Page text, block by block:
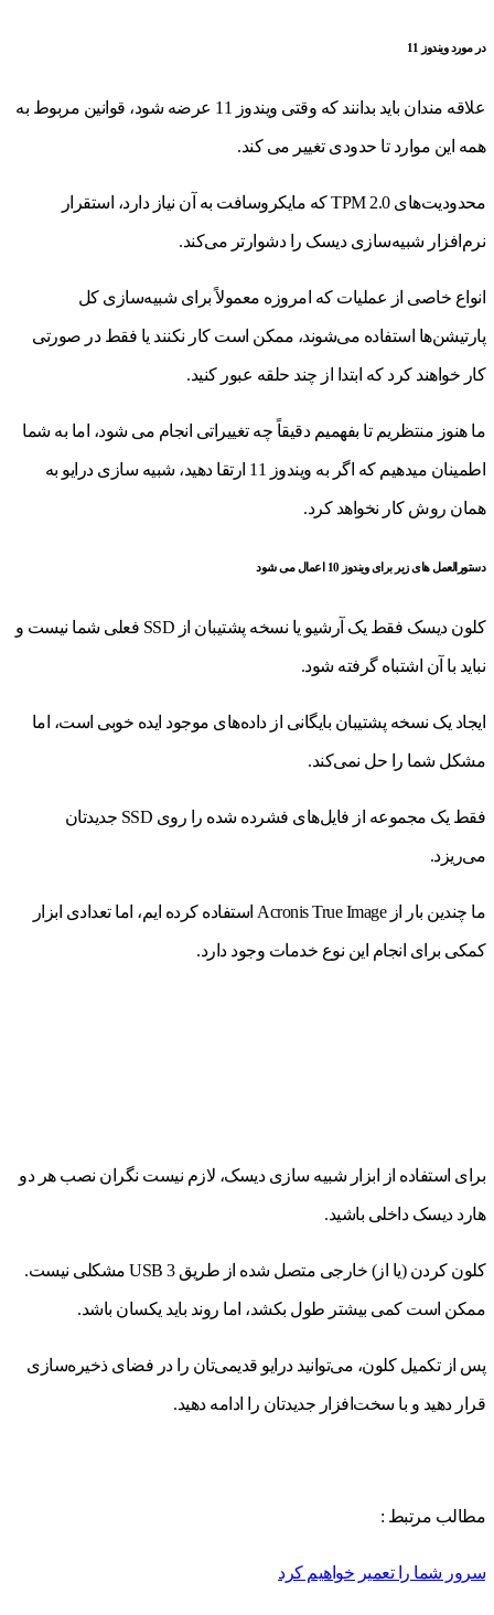
در مورد ویندوز 11
علاقه مندان باید بدانند که وقتی ویندوز 11 عرضه شود، قوانین مربوط به
همه این موارد تا حدودی تغییر می کند.
محدودیت‌های TPM 2.0 که مایکروسافت به آن نیاز دارد، استقرار
نرم‌افزار شبیه‌سازی دیسک را دشوارتر می‌کند.
انواع خاصی از عملیات که امروزه معمولاً برای شبیه‌سازی کل
پارتیشن‌ها استفاده می‌شوند، ممکن است کار نکنند یا فقط در صورتی
کار خواهند کرد که ابتدا از چند حلقه عبور کنید.
ما هنوز منتظریم تا بفهمیم دقیقاً چه تغییراتی انجام می شود، اما به شما
اطمینان میدهیم که اگر به ویندوز 11 ارتقا دهید، شبیه سازی درایو به
همان روش کار نخواهد کرد.
دستورالعمل های زیر برای ویندوز 10 اعمال می شود
کلون دیسک فقط یک آرشیو یا نسخه پشتیبان از SSD فعلی شما نیست و
نباید با آن اشتباه گرفته شود.
ایجاد یک نسخه پشتیبان بایگانی از داده‌های موجود ایده خوبی است، اما
مشکل شما را حل نمی‌کند.
فقط یک مجموعه از فایل‌های فشرده شده را روی SSD جدیدتان
می‌ریزد.
ما چندین بار از Acronis True Image استفاده کرده ایم، اما تعدادی ابزار
کمکی برای انجام این نوع خدمات وجود دارد.
برای استفاده از ابزار شبیه سازی دیسک، لازم نیست نگران نصب هر دو
هارد دیسک داخلی باشید.
کلون کردن (یا از) خارجی متصل شده از طریق USB 3 مشکلی نیست.
ممکن است کمی بیشتر طول بکشد، اما روند باید یکسان باشد.
پس از تکمیل کلون، می‌توانید درایو قدیمی‌تان را در فضای ذخیره‌سازی
قرار دهید و با سخت‌افزار جدیدتان را ادامه دهید.
مطالب مرتبط :
سرور شما را تعمیر خواهیم کرد